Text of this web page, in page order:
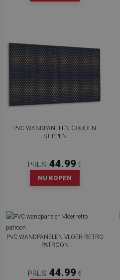
PVC WANDPANELEN GOUDEN
STIPPEN
PRIJS: 44.99 €
NU KOPEN
PVC WANDPANELEN VLOER RETRO
PATROON
PRIJS: 44.99 €